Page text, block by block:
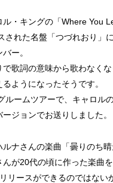
ル・キングの「Where You
された名盤「つづれおり」
ー。
で歌詞の意味から歌わなく
ようになったそうです。
ルームツアーで、キャロル
ジョンでお送りしました。
ナさんの楽曲「曇りのち晴
が20代の頃に作った楽曲
リースができるのではない